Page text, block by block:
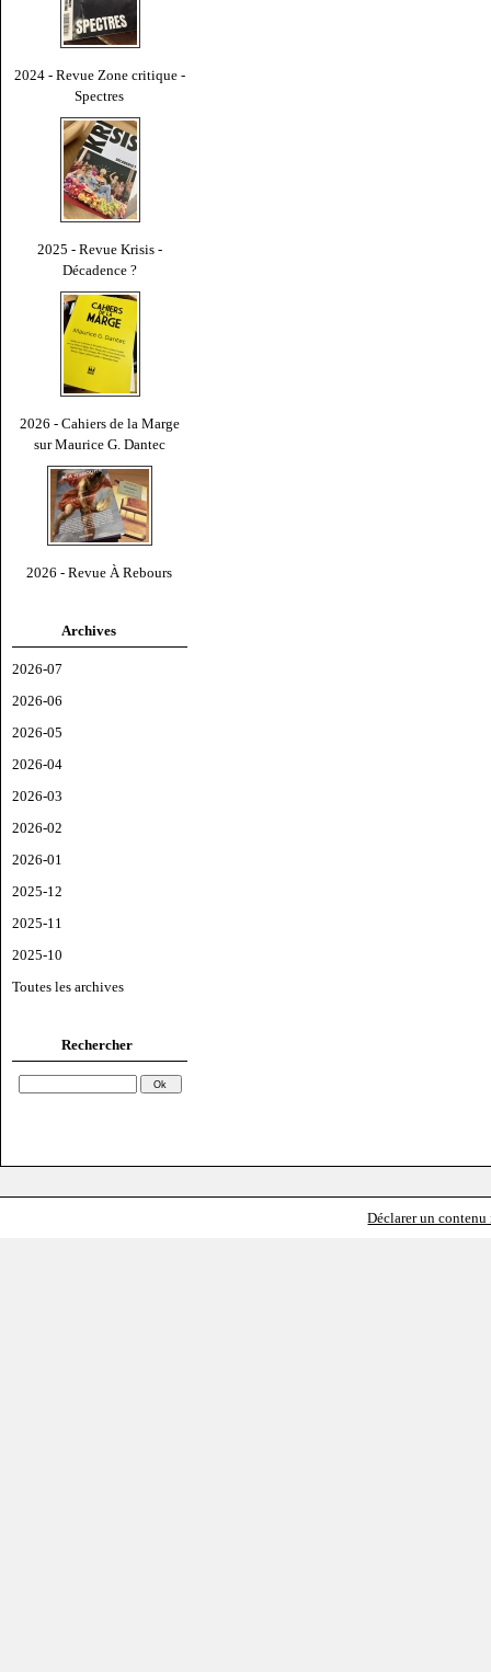
2024 - Revue Zone critique -
Spectres
2025 - Revue Krisis -
Décadence ?
2026 - Cahiers de la Marge
sur Maurice G. Dantec
2026 - Revue À Rebours
Archives
2026-07
2026-06
2026-05
2026-04
2026-03
2026-02
2026-01
2025-12
2025-11
2025-10
Toutes les archives
Rechercher
Déclarer un